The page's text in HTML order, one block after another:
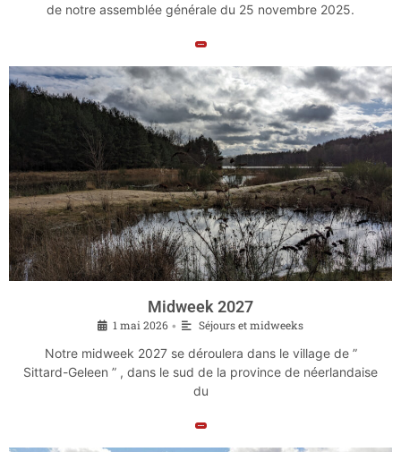
de notre assemblée générale du 25 novembre 2025.
Midweek 2027
1 mai 2026 • Séjours et midweeks
Notre midweek 2027 se déroulera dans le village de ”
Sittard-Geleen ” , dans le sud de la province de néerlandaise
du